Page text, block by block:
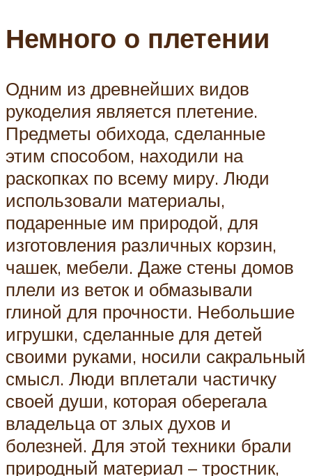
Немного о плетении
Одним из древнейших видов
рукоделия является плетение.
Предметы обихода, сделанные
этим способом, находили на
раскопках по всему миру. Люди
использовали материалы,
подаренные им природой, для
изготовления различных корзин,
чашек, мебели. Даже стены домов
плели из веток и обмазывали
глиной для прочности. Небольшие
игрушки, сделанные для детей
своими руками, носили сакральный
смысл. Люди вплетали частичку
своей души, которая оберегала
владельца от злых духов и
болезней. Для этой техники брали
природный материал – тростник,